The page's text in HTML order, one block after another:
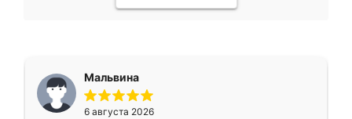
Мальвина
6 августа 2026